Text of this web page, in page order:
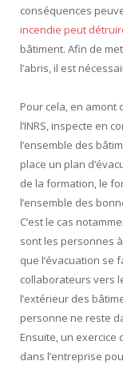
conséquences
incendie peut
bâtiment. Afin de
l’abris, il est
Pour cela, en
l’INRS, inspecte en
l’ensemble des
place un plan
de la formation, le
l’ensemble des
C’est le cas
sont les personnes
que l’évacuation se
collaborateurs vers
l’extérieur des
personne ne reste
Ensuite, un
dans l’entreprise